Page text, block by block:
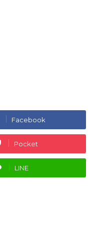
Facebook
Pocket
LINE